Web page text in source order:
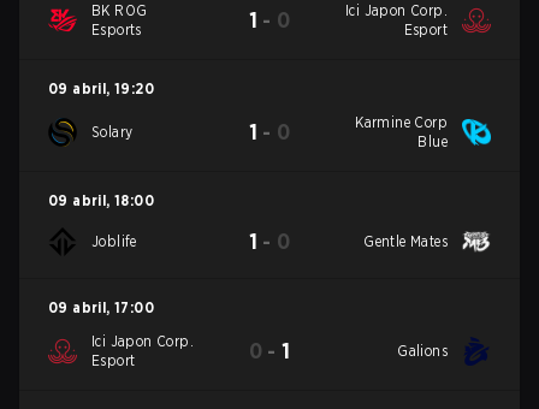
BK ROG
Esports
1 - 0
Ici Japon Corp.
Esport
09 abril, 19:20
Solary 1 - 0
Karmine Corp
Blue
09 abril, 18:00
Joblife 1 - 0 Gentle Mates
09 abril, 17:00
Ici Japon Corp.
Esport
0 -1 Galions